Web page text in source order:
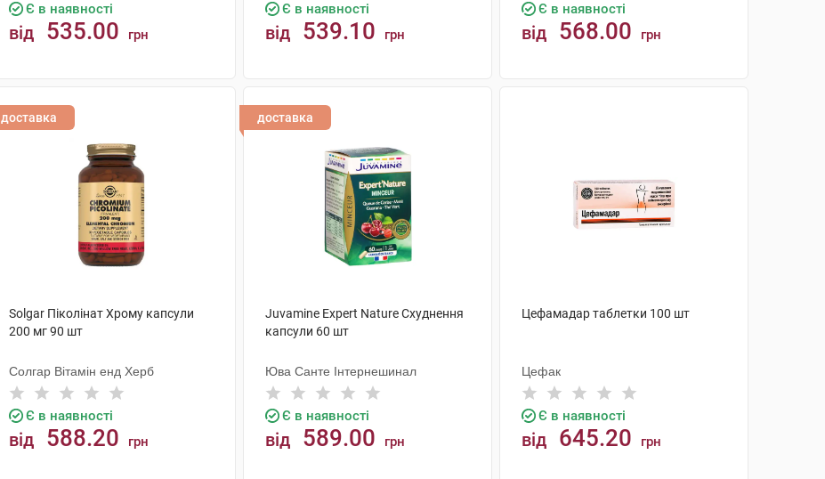
Є в наявності
від 535.00 грн
Є в наявності
від 539.10 грн
Є в наявності
від 568.00 грн
доставка
Solgar Піколінат Хрому капсули
200 мг 90 шт
Солгар Вітамін енд Херб
Є в наявності
від 588.20 грн
доставка
Juvamine Expert Nature Схуднення
капсули 60 шт
Юва Санте Інтернешинал
Є в наявності
від 589.00 грн
Цефамадар таблетки 100 шт
Цефак
Є в наявності
від 645.20 грн